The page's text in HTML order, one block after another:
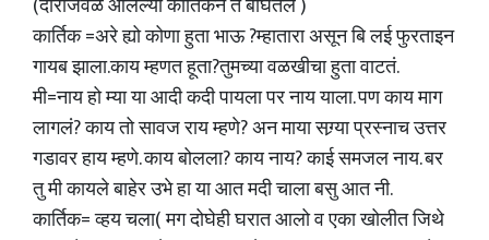
(दाराजवळ आलेल्या कार्तिकने ते बघितले )
कार्तिक =अरे ह्यो कोणा हुता भाऊ ?म्हातारा असून बि लई फुरताइन
गायब झाला.काय म्हणत हूता?तुमच्या वळखीचा हुता वाटतं.
मी=नाय हो म्या या आदी कदी पायला पर नाय याला. पण काय माग
लागलं? काय तो सावज राय म्हणे? अन माया सग्र्या प्रस्नाच उत्तर
गडावर हाय म्हणे. काय बोलला? काय नाय? काई समजल नाय. बर
तु मी कायले बाहेर उभे हा या आत मदी चाला बसु आत नी.
कार्तिक= व्हय चला( मग दोघेही घरात आलो व एका खोलीत जिथे